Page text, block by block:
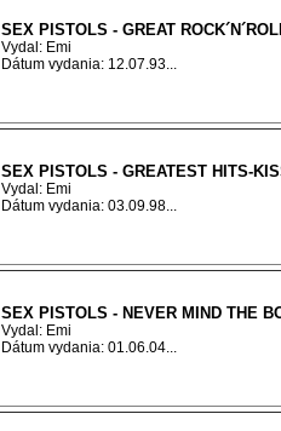
SEX PISTOLS - GREAT
Vydal: Emi
Dátum vydania: 12.07.93...
SEX PISTOLS - GREATEST HITS-
Vydal: Emi
Dátum vydania: 03.09.98...
SEX PISTOLS - NEVER MIND THE
Vydal: Emi
Dátum vydania: 01.06.04...